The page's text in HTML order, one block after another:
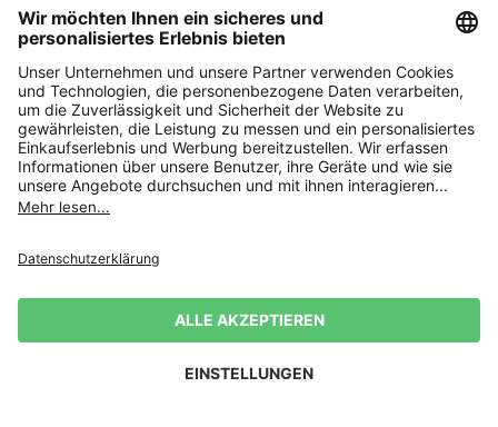
7XL 80/82
8XL 84/86 166-173
9XL 88/90 174-181
10XL 92/94 182-189